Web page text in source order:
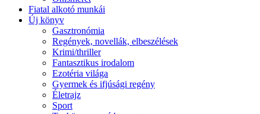
Fiatal alkotó munkái
Új könyv
Gasztronómia
Regények, novellák, elbeszélések
Krimi/thriller
Fantasztikus irodalom
Ezotéria világa
Gyermek és ifjúsági regény
Életrajz
Sport